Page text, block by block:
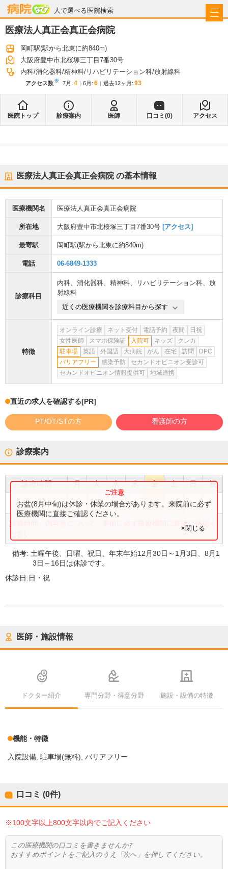
人で選べる医院検索
病院なび
医療法人真正会真正会病院
岡町駅(駅から北東に約840m)
大阪府豊中市北桜塚三丁目7番30号
内科 消化器科 精神科 リハビリテーション科 放射線科
アクセス数※ 7月 : 4 6月 : 6 過去12ヶ月: 93
医院トップ 診療案内 医師 口コミ(0) アクセス
医療法人真正会真正会病院の基本情報
医療機関名 医療法人真正会真正会病院
所在地 大阪府豊中市北桜塚三丁目7番30号 [アクセス]
最寄駅 岡町駅(駅から北東に約840m)
電話 06-6849-1333
診療科目
内科、 消化器科、 精神科、 リハビリテーション科、 放
射線科
近くの医療機関を診療科目から探す
特徴
オンライン診療 ネット受付 電話予約 夜間
日祝
女性医師
スマホ保険証 入院可 キッズ
クレカ
駐車場
英語 外国語 大病院 がん 在宅 訪問
DPC
バリアフリー
感染予防
セカンドオピニオン受診可
セカンドオピニオン情報提供可
地域連携
直近の求人を確認する[PR]
PT/OT/STの方 看護師の方
診療案内
診療時間 月 火 水 木 金 土 日 祝
9:00〜 12:00 ● ● ● ● ● ●
診療時間・内容等について、事前に必ず医療機関に直接ご確認く
お盆(8月中旬)は休診・休業の場合があります。来院前に必ず
医療機関に直接ご確認ください。
×閉じる
備考: 土曜午後、日曜、祝日、年末年始12月30日～1月3日、8月1
3日～16日は休診です。
休診日:日・祝
医師・施設情報
ドクター紹介 専門分野・得意分野 施設・設備の特徴
機能・特徴
入院設備 駐車場(無料) バリアフリー
口コミ (0件)
※100文字以上800文字以内でご記入ください